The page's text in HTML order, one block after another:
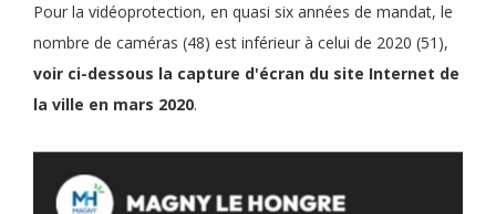
Pour la vidéoprotection, en quasi six années de mandat, le
nombre de caméras (48) est inférieur à celui de 2020 (51),
voir ci-dessous la capture d'écran du site Internet de
la ville en mars 2020.